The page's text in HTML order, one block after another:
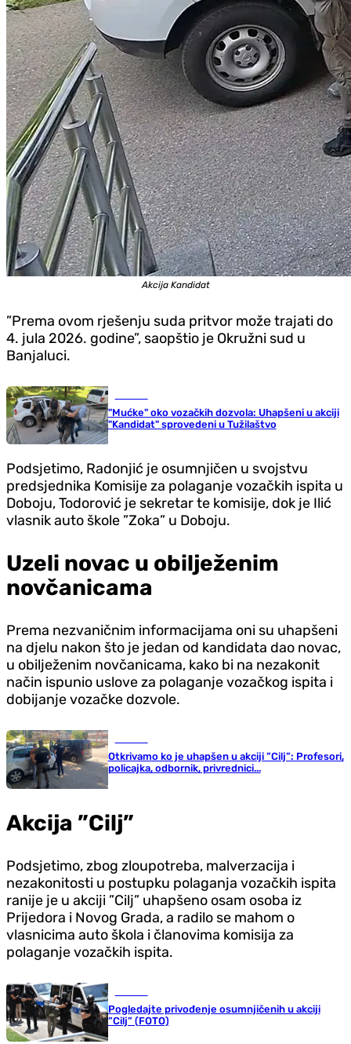
Akcija Kandidat
”Prema ovom rješenju suda pritvor može trajati do
4. jula 2026. godine”, saopštio je Okružni sud u
Banjaluci.
"Mućke" oko vozačkih dozvola: Uhapšeni u akciji
"Kandidat" sprovedeni u Tužilaštvo
Podsjetimo, Radonjić je osumnjičen u svojstvu
predsjednika Komisije za polaganje vozačkih ispita u
Doboju, Todorović je sekretar te komisije, dok je Ilić
vlasnik auto škole ”Zoka” u Doboju.
Uzeli novac u obilježenim
novčanicama
Prema nezvaničnim informacijama oni su uhapšeni
na djelu nakon što je jedan od kandidata dao novac,
u obilježenim novčanicama, kako bi na nezakonit
način ispunio uslove za polaganje vozačkog ispita i
dobijanje vozačke dozvole.
Otkrivamo ko je uhapšen u akciji ”Cilj”: Profesori,
policajka, odbornik, privrednici...
Akcija ”Cilj”
Podsjetimo, zbog zloupotreba, malverzacija i
nezakonitosti u postupku polaganja vozačkih ispita
ranije je u akciji ”Cilj” uhapšeno osam osoba iz
Prijedora i Novog Grada, a radilo se mahom o
vlasnicima auto škola i članovima komisija za
polaganje vozačkih ispita.
Pogledajte privođenje osumnjičenih u akciji
”Cilj” (FOTO)